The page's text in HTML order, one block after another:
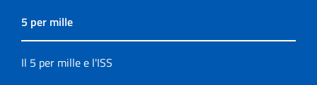
5 per mille
Il 5 per mille e l'ISS